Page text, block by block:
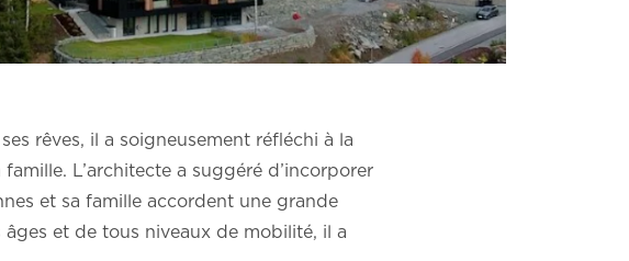
rêves, il a soigneusement réfléchi à la
L’architecte a suggéré d’incorporer
et sa famille accordent une grande
et de tous niveaux de mobilité, il a